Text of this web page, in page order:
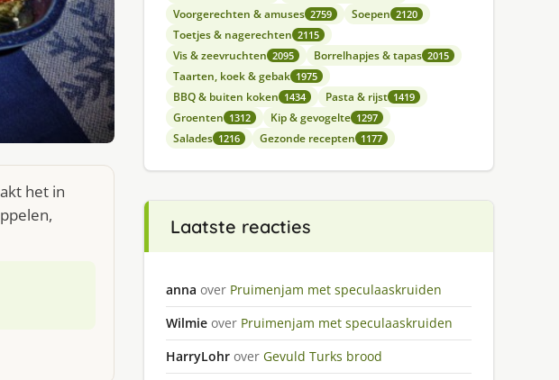
het in
Voorgerechten & amuses 2759 Soepen 2120
Toetjes & nagerechten 2115
Vis & zeevruchten 2095 Borrelhapjes & tapas 2015
Taarten, koek & gebak 1975
BBQ & buiten koken 1434 Pasta & rijst 1419
Groenten 1312 Kip & gevogelte 1297
Salades 1216 Gezonde recepten 1177
Laatste reacties
anna over Pruimenjam met speculaaskruiden
Wilmie over Pruimenjam met speculaaskruiden
HarryLohr over Gevuld Turks brood